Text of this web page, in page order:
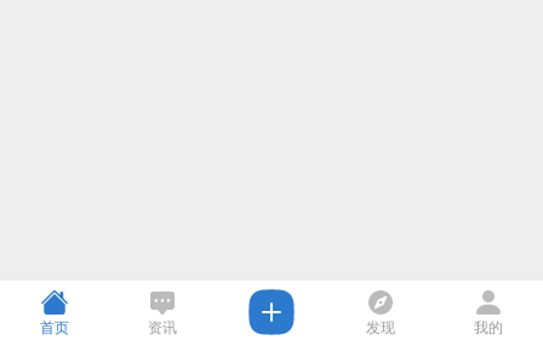
首页 资讯 发现 我的